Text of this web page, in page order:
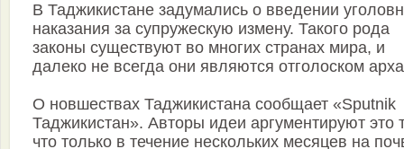
В Таджикистане задумались о введении
наказания за супружескую измену. Такого рода
законы существуют во многих странах мира, и
далеко не всегда они являются отголоском
О новшествах Таджикистана сообщает «Sputnik
Таджикистан». Авторы идеи аргументируют это
что только в течение нескольких месяцев на